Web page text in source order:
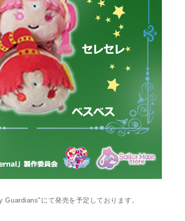
にて発売を予定しております。